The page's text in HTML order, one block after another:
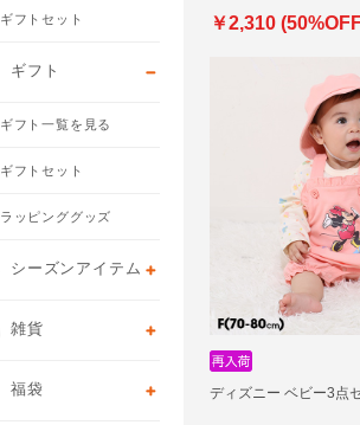
￥2,310
ディズニー ベビー3点
ギフトセット
ギフト
ギフト一覧を見る
ギフトセット
ラッピンググッズ
シーズンアイテム
雑貨
福袋